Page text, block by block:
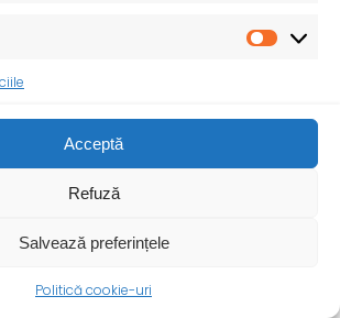
Acceptă
Refuză
Salvează preferințele
Politică cookie-uri